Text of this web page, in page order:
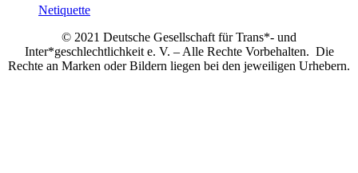
Netiquette
© 2021 Deutsche Gesellschaft für Trans*- und
Inter*geschlechtlichkeit e. V. – Alle Rechte Vorbehalten. Die
Rechte an Marken oder Bildern liegen bei den jeweiligen Urhebern.